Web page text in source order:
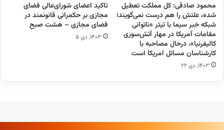
محمود صادقی: کل مملکت تعطیل
شده، علتش را هم درست نمی‌گویند؛
شبکه خبر سیما با تیتر «ناتوانی
مقامات آمریکا در مهار آتش‌سوزی
کالیفرنیا»، درحال مصاحبه با
کارشناسان مسائل امریکا است
۱۴۰۳, دی ۲۲
تاکید اعضای شورای‌عالی فضای
مجازی بر حکمرانی قانونمند در
فضای مجازی – هشت صبح
۱۴۰۳, دی ۵